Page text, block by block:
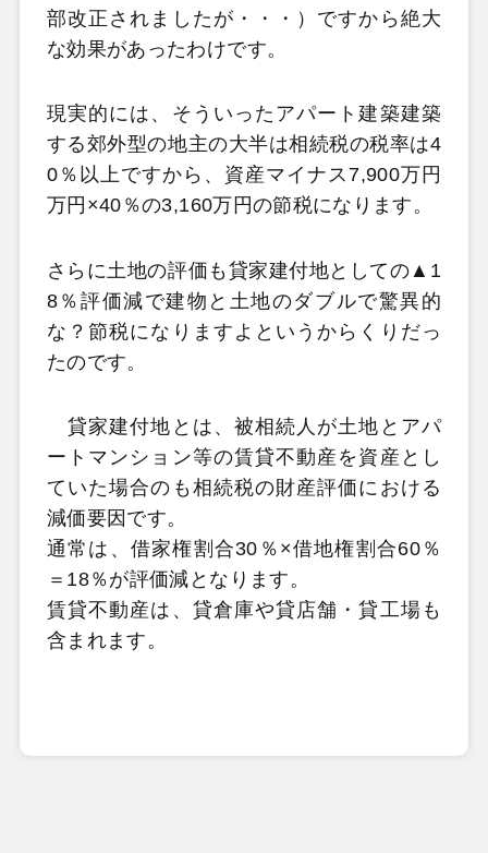
部改正されましたが・・・）ですから絶大
な効果があったわけです。
現実的には、そういったアパート建築建築
する郊外型の地主の大半は相続税の税率は4
0％以上ですから、資産マイナス7,900万円
万円×40％の3,160万円の節税になります。
さらに土地の評価も貸家建付地としての▲1
8％評価減で建物と土地のダブルで驚異的
な？節税になりますよというからくりだっ
たのです。
貸家建付地とは、被相続人が土地とアパ
ートマンション等の賃貸不動産を資産とし
ていた場合のも相続税の財産評価における
減価要因です。
通常は、借家権割合30％×借地権割合60％
＝18％が評価減となります。
賃貸不動産は、貸倉庫や貸店舗・貸工場も
含まれます。